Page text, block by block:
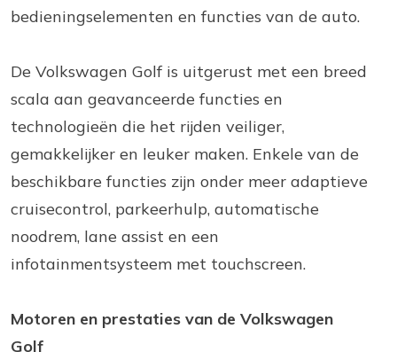
bedieningselementen en functies van de auto.
De Volkswagen Golf is uitgerust met een breed
scala aan geavanceerde functies en
technologieën die het rijden veiliger,
gemakkelijker en leuker maken. Enkele van de
beschikbare functies zijn onder meer adaptieve
cruisecontrol, parkeerhulp, automatische
noodrem, lane assist en een
infotainmentsysteem met touchscreen.
Motoren en prestaties van de Volkswagen
Golf